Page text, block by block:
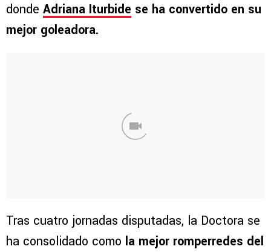
donde Adriana Iturbide se ha convertido en su
mejor goleadora.
Tras cuatro jornadas disputadas, la Doctora se
ha consolidado como la mejor romperredes del